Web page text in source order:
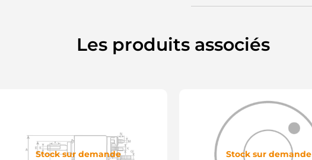
Les produits associés
Stock sur demande Stock sur demande